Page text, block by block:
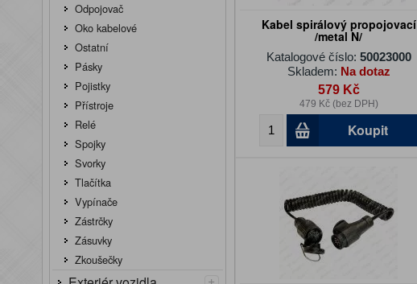
Odpojovač
Oko kabelové
Ostatní
Pásky
Pojistky
Přístroje
Relé
Spojky
Svorky
Tlačítka
Vypínače
Zástrčky
Zásuvky
Zkoušečky
Kabel spirálový propojovací
/metal N/
Katalogové číslo: 50023000
Skladem: Na dotaz
579 Kč
479 Kč (bez DPH)
Koupit